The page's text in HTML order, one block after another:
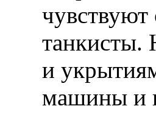
чувствуют
танкисты.
и
машины и